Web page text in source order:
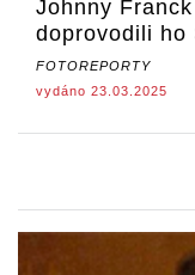
Johnny
doprovodili ho
FOTOREPORTY
vydáno 23.03.2025